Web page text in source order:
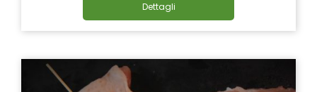
da
€6.50
ha
varianti.
Dettagli